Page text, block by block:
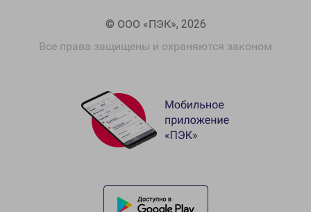
© ООО «ПЭК», 2026
Все права защищены и охраняются законом